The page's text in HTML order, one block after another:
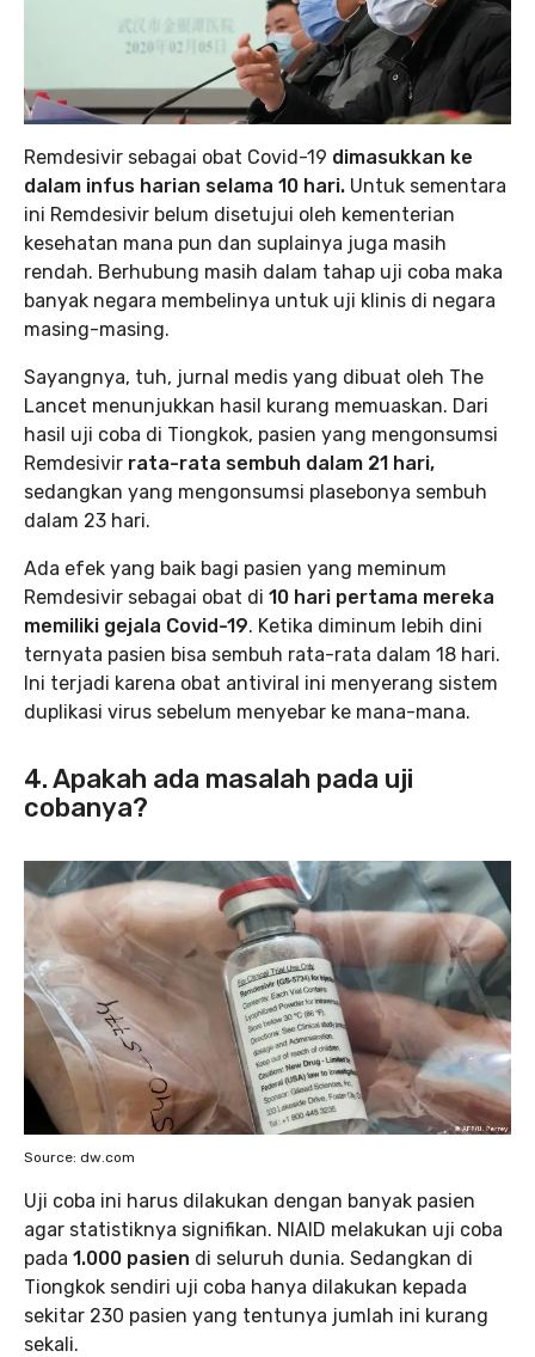
Remdesivir sebagai obat Covid-19 dimasukkan ke
dalam infus harian selama 10 hari. Untuk sementara
ini Remdesivir belum disetujui oleh kementerian
kesehatan mana pun dan suplainya juga masih
rendah. Berhubung masih dalam tahap uji coba maka
banyak negara membelinya untuk uji klinis di negara
masing-masing.
Sayangnya, tuh, jurnal medis yang dibuat oleh The
Lancet menunjukkan hasil kurang memuaskan. Dari
hasil uji coba di Tiongkok, pasien yang mengonsumsi
Remdesivir rata-rata sembuh dalam 21 hari,
sedangkan yang mengonsumsi plasebonya sembuh
dalam 23 hari.
Ada efek yang baik bagi pasien yang meminum
Remdesivir sebagai obat di 10 hari pertama mereka
memiliki gejala Covid-19. Ketika diminum lebih dini
ternyata pasien bisa sembuh rata-rata dalam 18 hari.
Ini terjadi karena obat antiviral ini menyerang sistem
duplikasi virus sebelum menyebar ke mana-mana.
4. Apakah ada masalah pada uji
cobanya?
Source: dw.com
Uji coba ini harus dilakukan dengan banyak pasien
agar statistiknya signifikan. NIAID melakukan uji coba
pada 1.000 pasien di seluruh dunia. Sedangkan di
Tiongkok sendiri uji coba hanya dilakukan kepada
sekitar 230 pasien yang tentunya jumlah ini kurang
sekali.